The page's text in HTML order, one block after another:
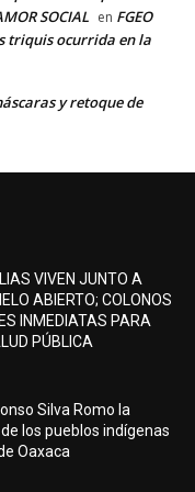
SOCIAL en FGEO
triquis ocurrida en la
y retoque de
VIVEN JUNTO A
ABIERTO; COLONOS
INMEDIATAS PARA
PÚBLICA
Silva Romo la
los pueblos indígenas
Oaxaca